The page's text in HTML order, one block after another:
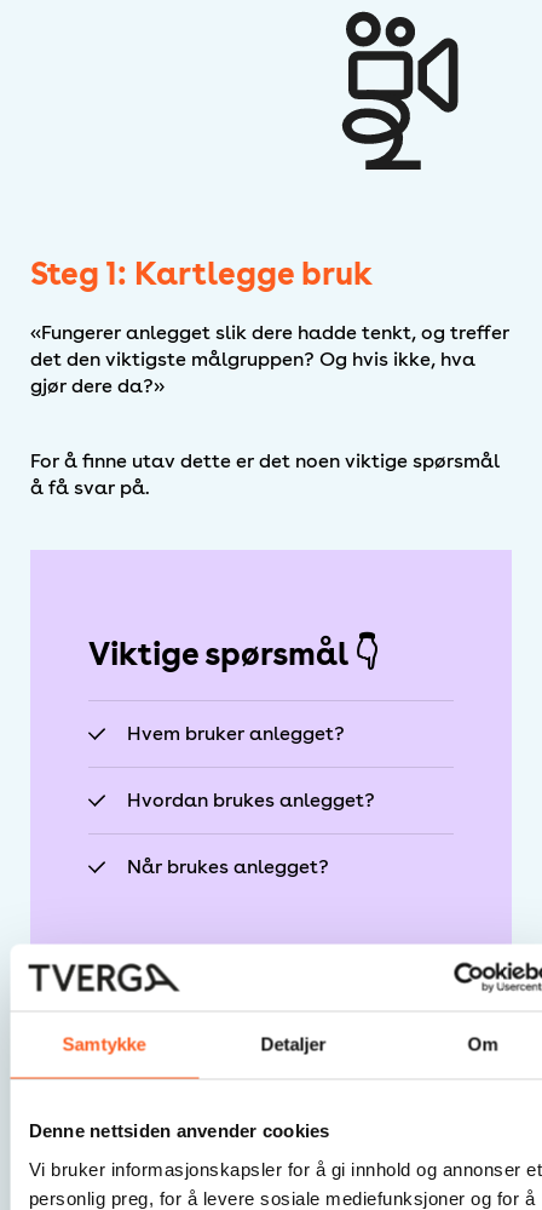
Samtykke Detaljer Om
Denne nettsiden anvender cookies
Vi bruker informasjonskapsler for å gi innhold og annonser et
personlig preg, for å levere sosiale mediefunksjoner og for å
Steg 1: Kartlegge bruk
Fungerer anlegget slik dere hadde tenkt, og treffer
det den viktigste målgruppen? Og hvis ikke, hva
gjør dere da?
For å finne utav dette er det noen viktige spørsmål
å få svar på.
Viktige spørsmål 👇
Hvem bruker anlegget?
Hvordan brukes anlegget?
Når brukes anlegget?
Hvorfor registrere
aktivitet: